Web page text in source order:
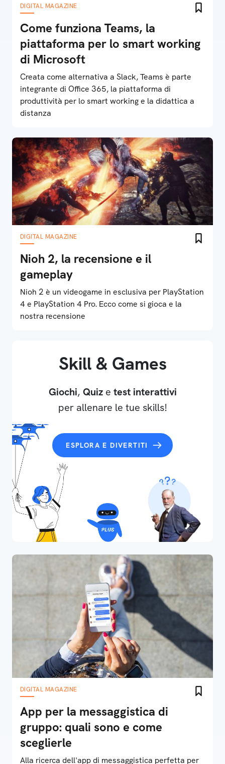
DIGITAL MAGAZINE
Come funziona Teams, la
piattaforma per lo smart working
di Microsoft
Creata come alternativa a Slack, Teams è parte
integrante di Office 365, la piattaforma di
produttività per lo smart working e la didattica a
distanza
DIGITAL MAGAZINE
Nioh 2, la recensione e il
gameplay
Nioh 2 è un videogame in esclusiva per PlayStation
4 e PlayStation 4 Pro. Ecco come si gioca e la
nostra recensione
Skill & Games
Giochi, Quize test interattivi
per allenare le tue skills!
ESPLORA E DIVERTITI
DIGITAL MAGAZINE
App per la messaggistica di
gruppo: quali sono e come
sceglierle
Alla ricerca dell'app di messaggistica perfetta per